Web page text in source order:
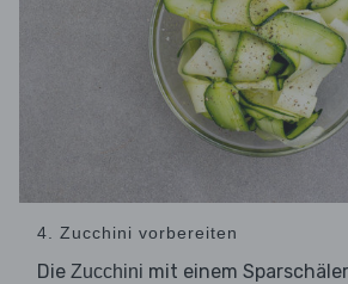
4. Zucchini vorbereiten
Die Zucchini mit einem